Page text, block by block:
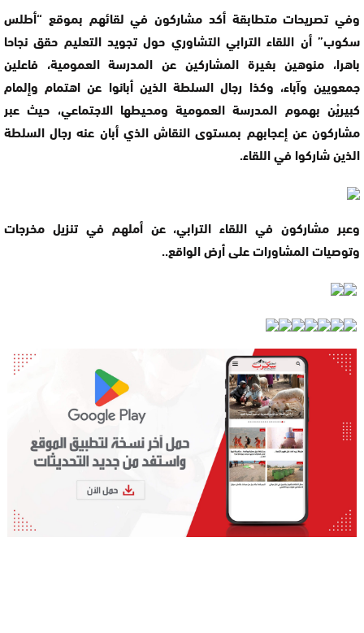
وفي تصريحات متطابقة أكد مشاركون في لقائهم بموقع “أطلس
سكوب” أن اللقاء الترابي التشاوري حول تجويد التعليم حقق نجاحا
باهرا، منوهين بغيرة المشاركين عن المدرسة العمومية، فاعلين
جمعويين وآباء، وكذا رجال السلطة الذين أبانوا عن اهتمام وإلمام
كبيريْن بهموم المدرسة العمومية ومحيطها الاجتماعي، حيث عبر
مشاركون عن إعجابهم بمستوى النقاش الذي أبان عنه رجال السلطة
الذين شاركوا في اللقاء.
وعبر مشاركون في اللقاء الترابي، عن أملهم في تنزيل مخرجات
وتوصيات المشاورات على أرض الواقع..